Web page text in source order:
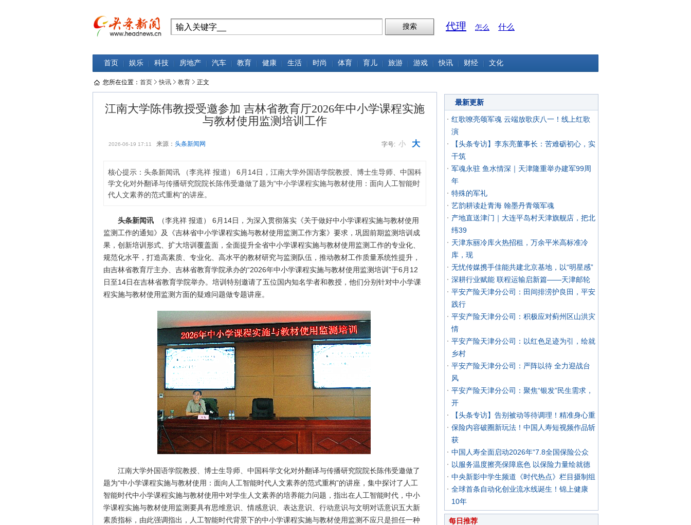
代理 怎么 什么
首页 娱乐 科技 房地产 汽车 教育 健康 生活 时尚 体育 育儿 旅游 游戏 快讯 财经 文化
您所在位置： 首页 快讯 教育 正文
江南大学陈伟教授受邀参加 吉林省教育厅2026年中小学课程实施
与教材使用监测培训工作
字号: 小 大
2026-06-19 17:11 来源： 头条新闻网
核心提示：头条新闻讯 （李兆祥 报道） 6月14日，江南大学外国语学院教授、博士生导师、中国科
学文化对外翻译与传播研究院院长陈伟受邀做了题为“中小学课程实施与教材使用：面向人工智能时
代人文素养的范式重构”的讲座。
头条新闻讯
（李兆祥 报道） 6月14日，为深入贯彻落实《关于做好中小学课程实施与教材使用
监测工作的通知》及《吉林省中小学课程实施与教材使用监测工作方案》要求，巩固前期监测培训成
果，创新培训形式、扩大培训覆盖面，全面提升全省中小学课程实施与教材使用监测工作的专业化、
规范化水平，打造高素质、专业化、高水平的教材研究与监测队伍，推动教材工作质量系统性提升，
由吉林省教育厅主办、吉林省教育学院承办的“2026年中小学课程实施与教材使用监测培训”于6月12
日至14日在吉林省教育学院举办。培训特别邀请了五位国内知名学者和教授，他们分别针对中小学课
程实施与教材使用监测方面的疑难问题做专题讲座。
江南大学外国语学院教授、博士生导师、中国科学文化对外翻译与传播研究院院长陈伟受邀做了
题为“中小学课程实施与教材使用：面向人工智能时代人文素养的范式重构”的讲座，集中探讨了人工
智能时代中小学课程实施与教材使用中对学生人文素养的培养能力问题，指出在人工智能时代，中小
学课程实施与教材使用监测要具有思维意识、情感意识、表达意识、行动意识与文明对话意识五大新
素质指标，由此强调指出，人工智能时代背景下的中小学课程实施与教材使用监测不应只是担任一种
最新更新
红歌嘹亮颂军魂 云端放歌庆八一！线上红歌
演
【头条专访】李东亮董事长：苦难砺初心，实
干筑
军魂永驻 鱼水情深｜天津隆重举办建军99周
年
特殊的军礼
艺韵耕读赴青海 翰墨丹青颂军魂
产地直送津门｜大连平岛村天津旗舰店，把北
纬39
天津东丽冷库火热招租，万余平米高标准冷
库，现
无忧传媒携手佳能共建北京基地，以“明星感”
深耕行业赋能 联程运输启新篇——天津邮轮
平安产险天津分公司：田间排涝护良田，平安
践行
平安产险天津分公司：积极应对蓟州区山洪灾
情
平安产险天津分公司：以红色足迹为引，绘就
乡村
平安产险天津分公司：严阵以待 全力迎战台
风
平安产险天津分公司：聚焦“银发”民生需求，
开
【头条专访】告别被动等待调理！精准身心重
保险内容破圈新玩法！中国人寿短视频作品斩
获
中国人寿全面启动2026年“7.8全国保险公众
以服务温度擦亮保障底色 以保险力量绘就德
中央新影中学生频道《时代热点》栏目摄制组
全球首条自动化创业流水线诞生！锦上健康
10年
每日推荐